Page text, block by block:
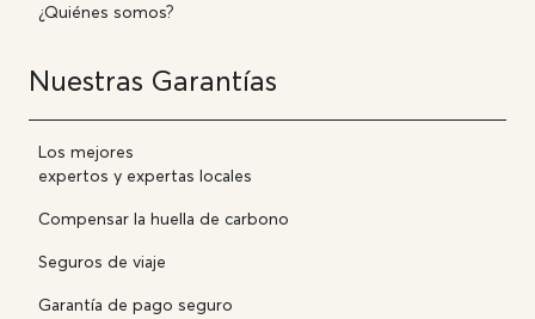
¿Quiénes somos?
Nuestras Garantías
Los mejores
expertos y expertas locales
Compensar la huella de carbono
Seguros de viaje
Garantía de pago seguro